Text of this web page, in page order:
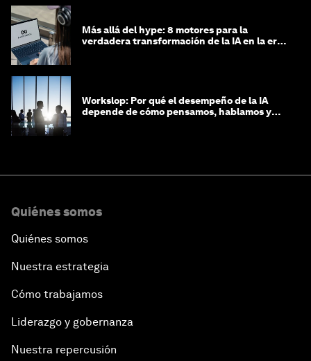
Más allá del hype: 8 motores para la
verdadera transformación de la IA en la era
Workslop: Por qué el desempeño de la IA
depende de cómo pensamos, hablamos y
Quiénes somos
Quiénes somos
Nuestra estrategia
Cómo trabajamos
Liderazgo y gobernanza
Nuestra repercusión